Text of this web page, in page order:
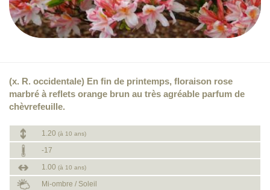
(x. R. occidentale) En fin de printemps, floraison rose
marbré à reflets orange brun au très agréable parfum de
chèvrefeuille.
1.20 (à 10 ans)
-17
1.00 (à 10 ans)
Mi-ombre / Soleil